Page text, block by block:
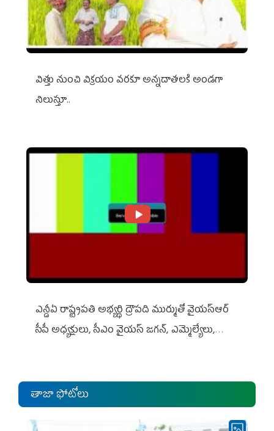
విత్తు నుంచి విక్రయం వరకూ అన్నదాతలకి అండగా
నిలుస్తూ..
ఎన్డీఏ రాష్ట్ర‌ప‌తి అభ్య‌ర్థి ద్రౌప‌ది ముర్ముతో వైయ‌స్ఆర్
సీపీ అధ్య‌క్షులు, సీఎం వైయ‌స్ జ‌గ‌న్, ఎమ్మెల్యేలు,
తాజా ఫోటోలు